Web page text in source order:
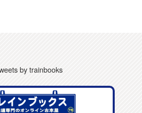
by trainbooks